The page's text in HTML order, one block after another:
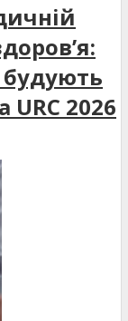
будують
URC 2026